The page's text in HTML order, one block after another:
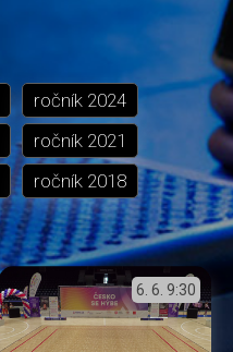
ročník 2024
ročník 2021
ročník 2018
6. 6. 9:30